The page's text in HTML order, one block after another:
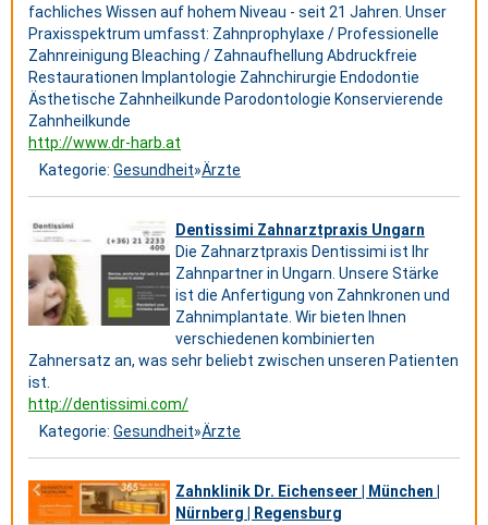
fachliches Wissen auf hohem Niveau - seit 21 Jahren. Unser
Praxisspektrum umfasst: Zahnprophylaxe / Professionelle
Zahnreinigung Bleaching / Zahnaufhellung Abdruckfreie
Restaurationen Implantologie Zahnchirurgie Endodontie
Ästhetische Zahnheilkunde Parodontologie Konservierende
Zahnheilkunde
http://www.dr-harb.at
Kategorie: Gesundheit»Ärzte
Dentissimi Zahnarztpraxis Ungarn
Die Zahnarztpraxis Dentissimi ist Ihr
Zahnpartner in Ungarn. Unsere Stärke
ist die Anfertigung von Zahnkronen und
Zahnimplantate. Wir bieten Ihnen
verschiedenen kombinierten
Zahnersatz an, was sehr beliebt zwischen unseren Patienten
ist.
http://dentissimi.com/
Kategorie: Gesundheit»Ärzte
Zahnklinik Dr. Eichenseer | München |
Nürnberg | Regensburg